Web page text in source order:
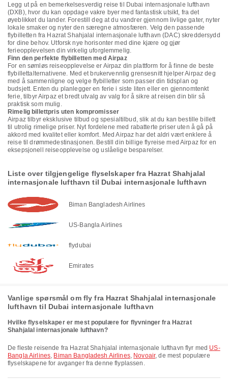
Legg ut på en bemerkelsesverdig reise til Dubai internasjonale lufthavn
(DXB), hvor du kan oppdage vakre byer med fantastisk utsikt, fra det
øyeblikket du lander. Forestill deg at du vandrer gjennom livlige gater, nyter
lokale smaker og nyter den særegne atmosfæren. Velg den passende
flybilletten fra Hazrat Shahjalal internasjonale lufthavn (DAC) skreddersydd
for dine behov. Utforsk nye horisonter med dine kjære og gjør
ferieopplevelsen din virkelig uforglemmelig.
Finn den perfekte flybilletten med Airpaz
For en sømløs reiseopplevelse er Airpaz din plattform for å finne de beste
flybillettalternativene. Med et brukervennlig grensesnitt hjelper Airpaz deg
med å sammenligne og velge flybilletter som passer din tidsplan og
budsjett. Enten du planlegger en ferie i siste liten eller en gjennomtenkt
ferie, tilbyr Airpaz et bredt utvalg av valg for å sikre at reisen din blir så
praktisk som mulig.
Rimelig billettpris uten kompromisser
Airpaz tilbyr eksklusive tilbud og spesialtilbud, slik at du kan bestille billett
til utrolig rimelige priser. Nyt fordelene med rabatterte priser uten å gå på
akkord med kvalitet eller komfort. Med Airpaz har det aldri vært enklere å
reise til drømmedestinasjonen. Bestill din billige flyreise med Airpaz for en
eksepsjonell reiseopplevelse og uslåelige besparelser.
Liste over tilgjengelige flyselskaper fra Hazrat Shahjalal
internasjonale lufthavn til Dubai internasjonale lufthavn
Biman Bangladesh Airlines
US-Bangla Airlines
flydubai
Emirates
Vanlige spørsmål om fly fra Hazrat Shahjalal internasjonale
lufthavn til Dubai internasjonale lufthavn
Hvilke flyselskaper er mest populære for flyvninger fra Hazrat
Shahjalal internasjonale lufthavn?
De fleste reisende fra Hazrat Shahjalal internasjonale lufthavn flyr med US-
Bangla Airlines, Biman Bangladesh Airlines, Novoair, de mest populære
flyselskapene for avganger fra denne flyplassen.